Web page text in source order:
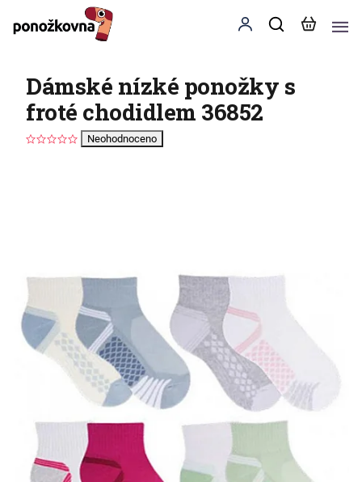
Dámské nízké ponožky s
froté chodidlem 36852
Neohodnoceno